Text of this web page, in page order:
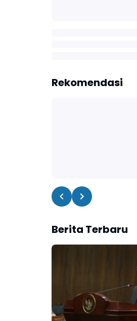
Rekomendasi
Berita Terbaru